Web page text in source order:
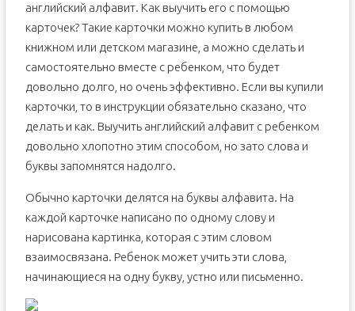
английский алфавит. Как выучить его с помощью
карточек? Такие карточки можно купить в любом
книжном или детском магазине, а можно сделать и
самостоятельно вместе с ребенком, что будет
довольно долго, но очень эффективно. Если вы купили
карточки, то в инструкции обязательно сказано, что
делать и как. Выучить английский алфавит с ребенком
довольно хлопотно этим способом, но зато слова и
буквы запомнятся надолго.
Обычно карточки делятся на буквы алфавита. На
каждой карточке написано по одному слову и
нарисована картинка, которая с этим словом
взаимосвязана. Ребенок может учить эти слова,
начинающиеся на одну букву, устно или письменно.